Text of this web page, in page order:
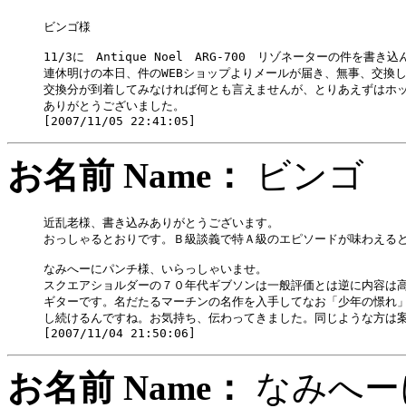
ビンゴ様
11/3に　Antique Noel　ARG-700　リゾネーターの件を書き込
連休明けの本日、件のWEBショップよりメールが届き、無事、交換
交換分が到着してみなければ何とも言えませんが、とりあえずは
ありがとうございました。
お名前 Name： ビン
近乱老様、書き込みありがとうございます。
おっしゃるとおりです。Ｂ級談義で特Ａ級のエピソードが味わえる
なみへーにパンチ様、いらっしゃいませ。
スクエアショルダーの７０年代ギブソンは一般評価とは逆に内容は
ギターです。名だたるマーチンの名作を入手してなお「少年の憬れ
し続けるんですね。お気持ち、伝わってきました。同じような方は
お名前 Name： なみへ